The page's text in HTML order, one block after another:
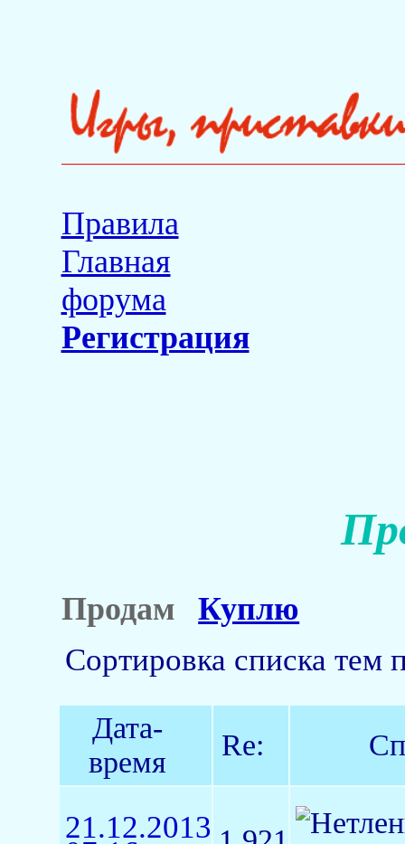
Правила
Главная
форума
Регистрация
Продам Куплю
Сортировка списка тем
Дата-
время
Re:
21.12.2013